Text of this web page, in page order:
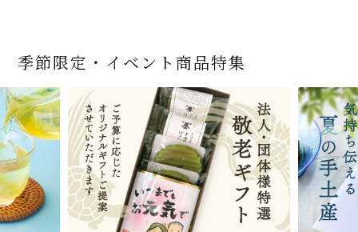
宇治抹茶だいふく 和
三盆仕立て 6個入
2,592 (税込)
お茶屋の京都 宇治抹
茶サンド 3個入
1,743 (税込)
宇治抹茶 濃チーズケ
ーキ 『抹茶まる』 1セ
ット6個入
3,240 (税込)
商品一覧はこちら
桜茶（さくら茶）28ｇ
（7人前後） ＊神奈川
県小田原市の八重桜
です
454 (税込)
『釜炒りむぎ茶』 10g
×51p
324 (税込)
緑茶ティーパック（セ
ンパックシリーズ） 5g
×50袋
864 (税込)
商品一覧はこちら
宇治抹茶そば3袋・そ
ばつゆ6袋（6人前）セ
ット 化粧箱（カート
ン/ギフトボックス）
3,032 (税込)
【送料込み】宇治抹茶
そば160ｇ×2袋（4人
前）＋特撰そばつゆ4
個（ポスト便）
2,028 (税込)
宇治抹茶そば２袋・そ
ばつゆ４袋（４人前）
竹かごセット
2,278 (税込)
商品一覧はこちら
老舗茶舗の宇治抹茶
かすていらと宇治冠煎
茶の詰合せ
4,112 (税込)
宇治抹茶焼き菓子詰
合せ 12個入
～抹茶づくし～
4,511 (税込)
老舗茶舗のひやひやス
イーツセット 3種6個
3,356 (税込)
商品一覧はこちら
茶道具 帛紗 ふくさ 無
地 正絹帛紗 7匁(もん
め) (朱・赤・紫) (ポス
ト便対応可)
4,730 (税込)
茶道具 扇子（せんす）
扇子 利休百首 白竹 6
1,716 (税込)
おとなのお稽古セット
女子用 裏千家 茶道具
16,500 (税込)
商品一覧はこちら
季節限定・イベント商品特集